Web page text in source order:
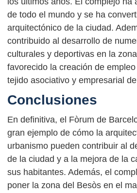
de todo el mundo y se ha
arquitectónico de la ciudad.
contribuido al desarrollo de
culturales y deportivas en la
favorecido la creación de
tejido asociativo y empresarial
Conclusiones
En definitiva, el Fòrum de
gran ejemplo de cómo la
urbanismo pueden contribuir al
de la ciudad y a la mejora de la
sus habitantes. Además, el
poner la zona del Besòs en el